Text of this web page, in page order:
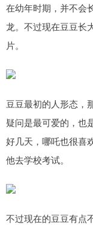
在幼年时期，并不会
龙。不过现在豆豆长
片。
豆豆最初的人形态，
疑问是最可爱的，也
好几天，哪吒也很喜
他去学校考试。
不过现在的豆豆有点